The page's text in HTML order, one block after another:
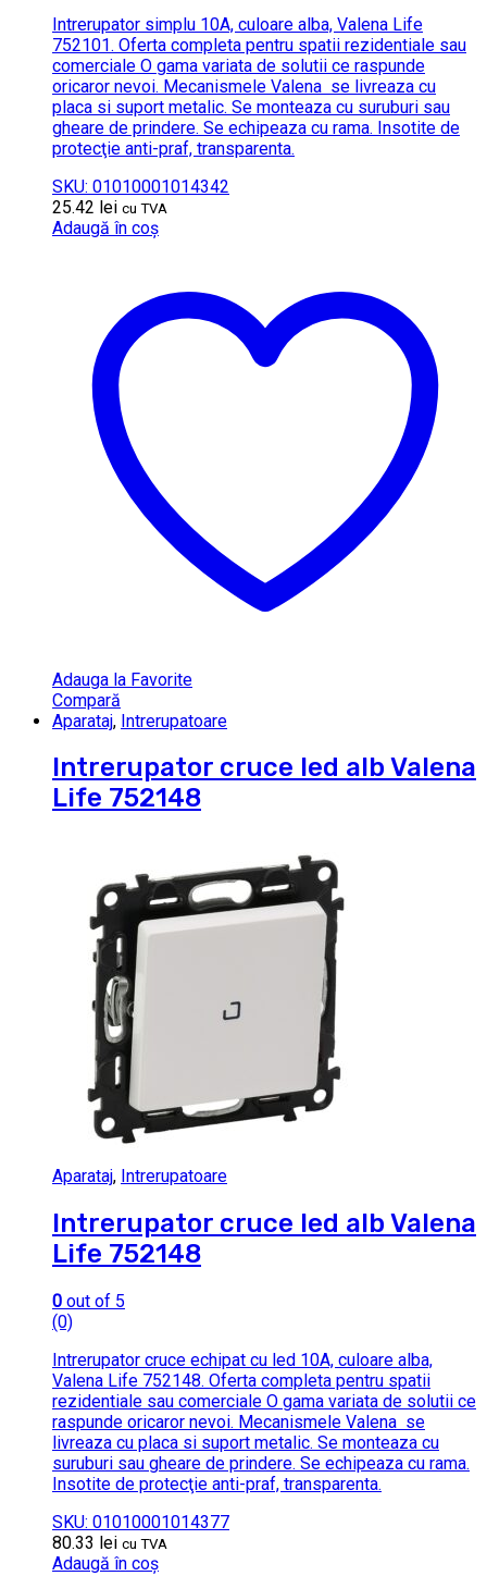
Intrerupator simplu 10A, culoare alba, Valena Life
752101. Oferta completa pentru spatii rezidentiale sau
comerciale O gama variata de solutii ce raspunde
oricaror nevoi. Mecanismele Valena se livreaza cu
placa si suport metalic. Se monteaza cu suruburi sau
gheare de prindere. Se echipeaza cu rama. Insotite de
protecţie anti-praf, transparenta.
SKU: 01010001014342
25.42 lei cu TVA
Adaugă în coș
Adauga la Favorite
Compară
Aparataj, Intrerupatoare
Intrerupator cruce led alb Valena
Life 752148
Aparataj, Intrerupatoare
Intrerupator cruce led alb Valena
Life 752148
0 out of 5
(0)
Intrerupator cruce echipat cu led 10A, culoare alba,
Valena Life 752148. Oferta completa pentru spatii
rezidentiale sau comerciale O gama variata de solutii ce
raspunde oricaror nevoi. Mecanismele Valena se
livreaza cu placa si suport metalic. Se monteaza cu
suruburi sau gheare de prindere. Se echipeaza cu rama.
Insotite de protecţie anti-praf, transparenta.
SKU: 01010001014377
80.33 lei cu TVA
Adaugă în coș